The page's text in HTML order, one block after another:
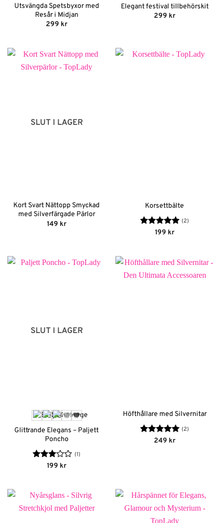
Utsvängda Spetsbyxor med
Resår i Midjan
299 kr
Elegant festival tillbehörskit
299 kr
SLUT I LAGER
Kort Svart Nättopp Smyckad
med Silverfärgade Pärlor
149 kr
Korsettbälte
Betygsatt5
(2)
199 kr
SLUT I LAGER
Glittrande Elegans – Paljett
Poncho
Betygsatt
(1)
199 kr
Höfthållare med Silvernitar
Betygsatt5
(2)
249 kr